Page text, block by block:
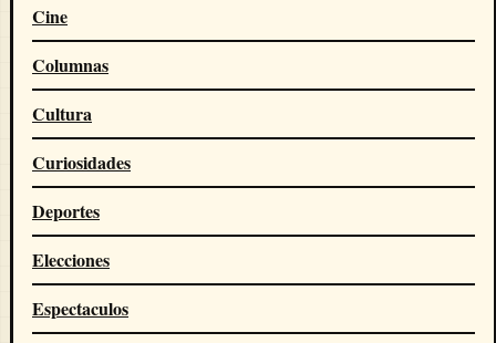
Cine
Columnas
Cultura
Curiosidades
Deportes
Elecciones
Espectaculos